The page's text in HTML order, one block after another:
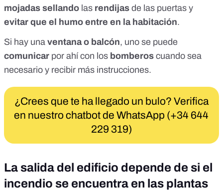
mojadas sellando las rendijas de las puertas y
evitar que el humo entre en la habitación.
Si hay una ventana o balcón, uno se puede
comunicar por ahí con los bomberos cuando sea
necesario y recibir más instrucciones.
¿Crees que te ha llegado un bulo? Verifica
en nuestro chatbot de WhatsApp (+34 644
229 319)
La salida del edificio depende de si el
incendio se encuentra en las plantas